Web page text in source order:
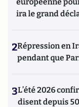
ira le grand
2Répression en
pendant que
3L’été 2026
disent depuis